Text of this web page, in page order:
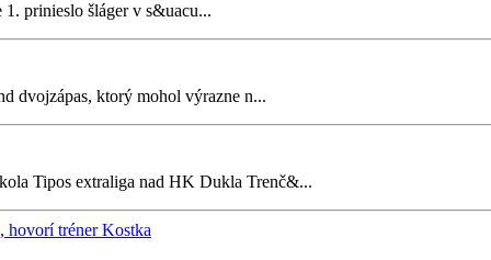
prinieslo šláger v s&uacu...
dvojzápas, ktorý mohol výrazne n...
Tipos extraliga nad HK Dukla Trenč&...
hovorí tréner Kostka